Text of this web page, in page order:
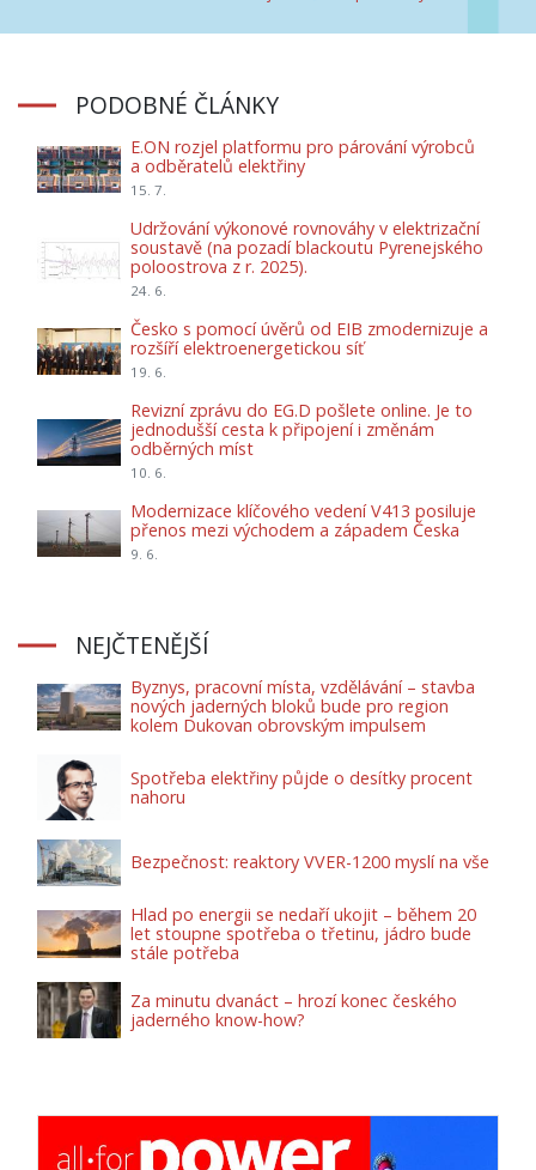
PODOBNÉ ČLÁNKY
E.ON rozjel platformu pro párování výrobců
a odběratelů elektřiny
15. 7.
Udržování výkonové rovnováhy v elektrizační
soustavě (na pozadí blackoutu Pyrenejského
poloostrova z r. 2025).
24. 6.
Česko s pomocí úvěrů od EIB zmodernizuje a
rozšíří elektroenergetickou síť
19. 6.
Revizní zprávu do EG.D pošlete online. Je to
jednodušší cesta k připojení i změnám
odběrných míst
10. 6.
Modernizace klíčového vedení V413 posiluje
přenos mezi východem a západem Česka
9. 6.
NEJČTENĚJŠÍ
Byznys, pracovní místa, vzdělávání – stavba
nových jaderných bloků bude pro region
kolem Dukovan obrovským impulsem
Spotřeba elektřiny půjde o desítky procent
nahoru
Bezpečnost: reaktory VVER-1200 myslí na vše
Hlad po energii se nedaří ukojit – během 20
let stoupne spotřeba o třetinu, jádro bude
stále potřeba
Za minutu dvanáct – hrozí konec českého
jaderného know-how?